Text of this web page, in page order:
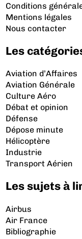
Conditions
Mentions légales
Nous contacter
Les
Aviation d’Affaires
Aviation Générale
Culture Aéro
Débat et opinion
Défense
Dépose minute
Hélicoptère
Industrie
Transport Aérien
Les sujets à
Airbus
Air France
Bibliographie